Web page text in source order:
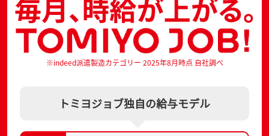
※indeed派遣製造カテゴリー 2025年8月時点 自社調べ
トミヨジョブ独自の給与モデル